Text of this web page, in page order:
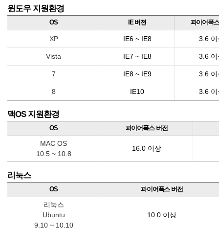
윈도우 지원환경
OS IE 버전 파이어폭
XP IE6 ~ IE8 3.6 이
Vista IE7 ~ IE8 3.6 이
7 IE8 ~ IE9 3.6 이
8 IE10 3.6 이
맥OS 지원환경
OS 파이어폭스 버전
MAC OS
10.5 ~ 10.8
16.0 이상
리눅스
OS 파이어폭스 버전
리눅스
Ubuntu
9.10 ~ 10.10
10.0 이상